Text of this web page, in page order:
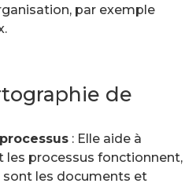
par exemple
de
: Elle aide à
processus fonctionnent,
sont les documents et